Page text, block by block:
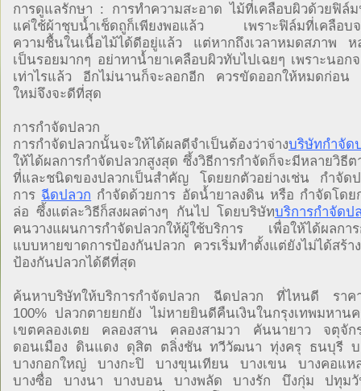
การดูแลรักษา : การทำความสะอาด ไม้ที่เคลือบผิวด้วยฟิล์
แค่ใช้ผ้าชุบน้ำเช็ดถูก็เพียงพอแล้ว เพราะฟิล์มที่เคลือบจ
ความชื้นในเนื้อไม้ได้ดีอยู่แล้ว แต่หากถึงเวลาหมดสภาพ ห
เป็นรอยมากๆ อย่าทาน้ำยาเคลือบผิวทับไปเฉยๆ เพราะนอก
เท่าไรแล้ว อีกไม่นานก็จะลอกอีก ควรขัดออกให้หมดก่อน
ใหม่จึงจะดีที่สุด
การกำจัดปลวก
การกำจัดปลวกนั้นจะให้ได้ผลดีจำเป็นต้องว่าจ่างบริษัทกำจัด
ให้ได้ผลการกำจัดปลวกสูงสุด ซึ้งวิธีการกำจัดก็จะมีหลายวิธี
ที่และชนิดของปลวกเป็นสำคัญ โดยยกตัวอย่างเช่น กำจัดป
การ ฉีดปลวก กำจัดด้วยการ อัดน้ำยาลงดิน หรือ กำจัดโดย
ล่อ ซึ้งแต่ละวิธีก็สงผลต่างๆ กันไป โดยบริษัทบริการกำจัดป
คนวางแผนการกำจัดปลวกให้ผู้ใช้บริการ เพื่อให้ได้ผลกา
แบบหายขาดการป้องกันปลวก ควรเริ่มทำตั้งแต่ยังไม่ได้สร้า
ป้องกันปลวกได้ดีที่สุด
ค้นหาบริษัทให้บริการกำจัดปลวก ฉีดปลวก ที่ไหนดี ราค
100% ปลวกตายยกยัง ไม่หายยินดีคืนเงินในกรุงเทพมหาน
เขตคลองเตย คลองสาน คลองสามวา คันนายาว จตุจั
ดอนเมือง ดินแดง ดุสิต ตลิ่งชัน ทวีวัฒนา ทุ่งครุ ธนบุรี บ
บางกอกใหญ่ บางกะปิ บางขุนเทียน บางเขน บางคอแ
บางซื่อ บางนา บางบอน บางพลัด บางรัก บึงกุ่ม ปทุมวั